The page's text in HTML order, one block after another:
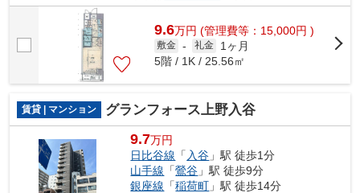
9.6万円 (管理費等：15,000円 )
敷金 - 礼金
1ヶ月
5階 / 1K / 25.56㎡
賃貸 | マンション グランフォース上野入谷
9.7万円
日比谷線 「 入谷 」駅 徒歩1分
山手線 「鶯谷 」駅 徒歩9分
銀座線 「稲荷町 」駅 徒歩14分